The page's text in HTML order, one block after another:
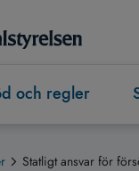
och regler
Statligt ansvar för